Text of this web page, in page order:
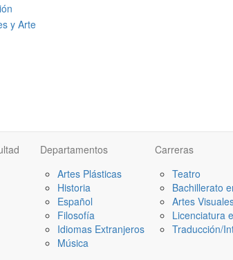
Departamentos
Artes Plásticas
Historia
Español
Filosofía
Idiomas Extranjeros
Música
Carreras
Teatro
Bachillerato
Artes
Licenciatura
Traducción/